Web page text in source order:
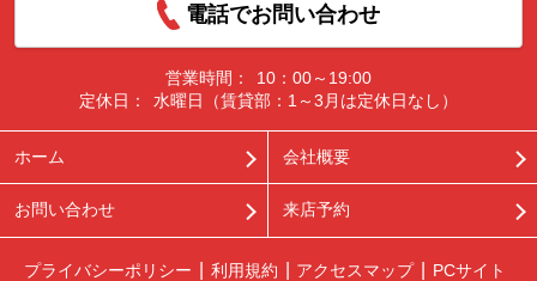
電話でお問い合わせ
営業時間：
10：00～19:00
定休日：
水曜日（賃貸部：1～3月は定休日なし）
ホーム 会社概要
お問い合わせ 来店予約
プライバシーポリシー 利用規約 アクセスマップ
PCサイト